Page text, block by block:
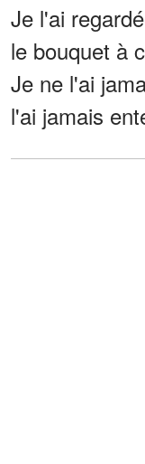
Je l'ai
le bouquet à
Je ne l'ai
l'ai jamais